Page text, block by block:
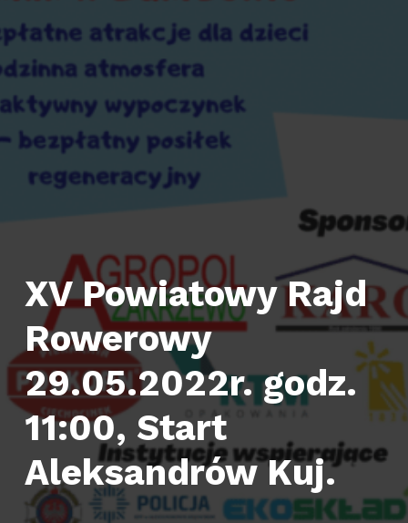
XV Powiatowy Rajd
Rowerowy
29.05.2022r. godz.
11:00, Start
Aleksandrów Kuj.